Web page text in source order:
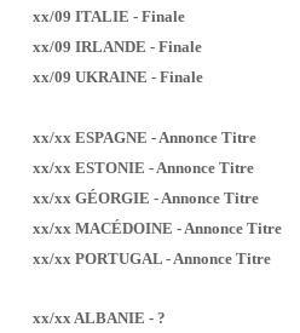
xx/09 ITALIE - Finale
xx/09 IRLANDE - Finale
xx/09 UKRAINE - Finale
xx/xx ESPAGNE - Annonce Titre
xx/xx ESTONIE - Annonce Titre
xx/xx GÉORGIE - Annonce Titre
xx/xx MACÉDOINE - Annonce Titre
xx/xx PORTUGAL - Annonce Titre
xx/xx ALBANIE - ?